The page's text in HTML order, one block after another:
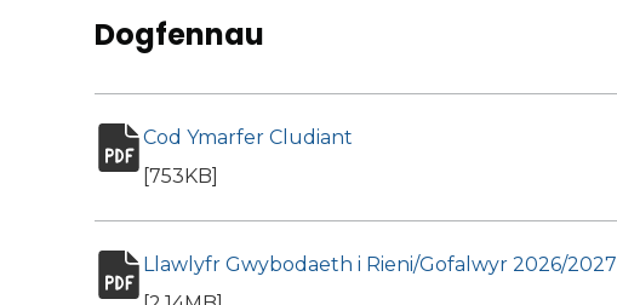
Dogfennau
Cod Ymarfer Cludiant
pdf file
[753KB]
Llawlyfr Gwybodaeth i Rieni/Gofalwyr 2026/2027